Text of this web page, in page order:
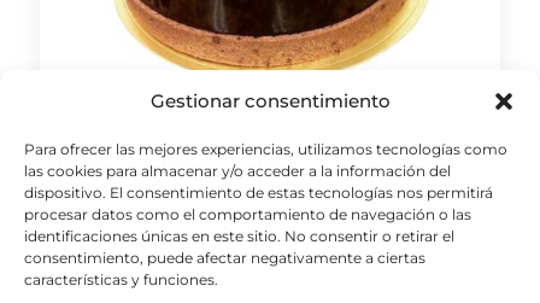
Gestionar consentimiento
Para ofrecer las mejores experiencias, utilizamos tecnologías como
las cookies para almacenar y/o acceder a la información del
dispositivo. El consentimiento de estas tecnologías nos permitirá
procesar datos como el comportamiento de navegación o las
identificaciones únicas en este sitio. No consentir o retirar el
consentimiento, puede afectar negativamente a ciertas
características y funciones.
Nata-Chocolate